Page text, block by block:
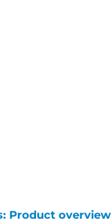
Product overview